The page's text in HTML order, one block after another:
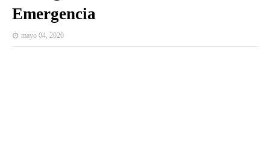
Emergencia
mayo 04, 2020